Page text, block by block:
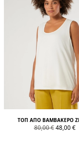
ΤΟΠ ΑΠΌ ΒΑΜΒΑΚΕΡΌ
80,00 € 48,00 €